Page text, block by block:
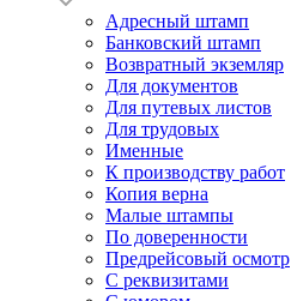
Адресный штамп
Банковский штамп
Возвратный экземляр
Для документов
Для путевых листов
Для трудовых
Именные
К производству работ
Копия верна
Малые штампы
По доверенности
Предрейсовый осмотр
С реквизитами